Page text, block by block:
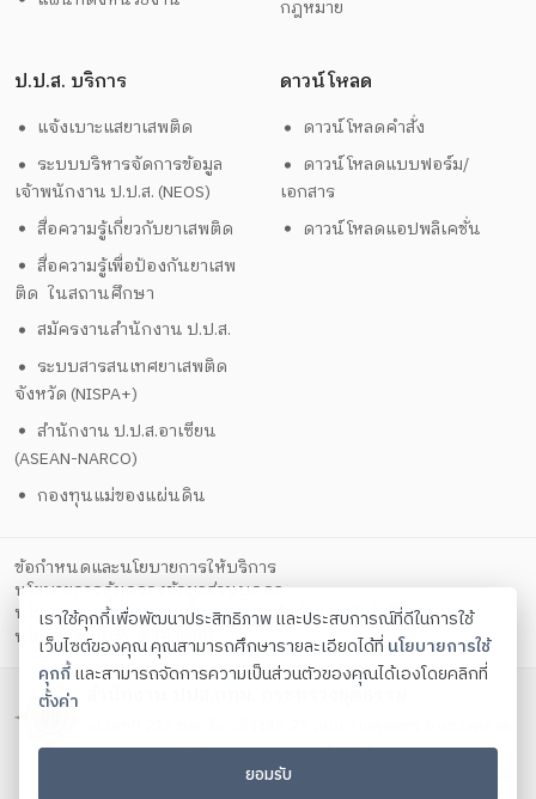
กฎหมาย
ป.ป.ส. บริการ
แจ้งเบาะแสยาเสพติด
ระบบบริหารจัดการข้อมูล
เจ้าพนักงาน ป.ป.ส. (NEOS)
สื่อความรู้เกี่ยวกับยาเสพติด
สื่อความรู้เพื่อป้องกันยาเสพ
ติด ในสถานศึกษา
สมัครงานสำนักงาน ป.ป.ส.
ระบบสารสนเทศยาเสพติด
จังหวัด (NISPA+)
สำนักงาน ป.ป.ส.อาเซียน
(ASEAN-NARCO)
กองทุนแม่ของแผ่นดิน
ดาวน์โหลด
ดาวน์โหลดคำสั่ง
ดาวน์โหลดแบบฟอร์ม/
เอกสาร
ดาวน์โหลดแอปพลิเคชั่น
ข้อกำหนดและนโยบายการให้บริการ
นโยบายการคุ้มครองข้อมูลส่วนบุคคล
นโยบายการรักษาความมั่นคงปลอดภัยด้วยเทคโนโลยีสารสนเทศ
นโยบายคุกกี้
ตั้งค่าคุกกี้
สำนักงาน ปปส.กทม. กระทรวงยุติธรรม
บางเขน เขตหลักสี่ กรุงเทพมหานคร 10210
โทรศัพท์ 0 2588 5037-9 ต่อ 13001 - 13009 โทรสาร 0 2589
เราใช้คุกกี้เพื่อพัฒนาประสิทธิภาพ และประสบการณ์ที่ดีในการใช้
เว็บไซต์ของคุณ คุณสามารถศึกษารายละเอียดได้ที่ นโยบายการใช้
คุกกี้และสามารถจัดการความเป็นส่วนตัวของคุณได้เองโดยคลิกที่
ตั้งค่า
ยอมรับ